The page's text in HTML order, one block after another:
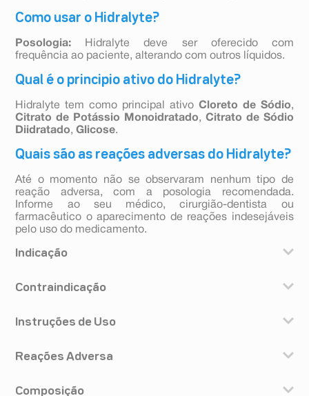
Como usar o Hidralyte?
Posologia: Hidralyte deve ser oferecido com
frequência ao paciente, alterando com outros líquidos.
Qual é o principio ativo do Hidralyte?
Hidralyte tem como principal ativo Cloreto de Sódio,
Citrato de Potássio Monoidratado, Citrato de Sódio
Diidratado,Glicose.
Quais são as reações adversas do Hidralyte?
Até o momento não se observaram nenhum tipo de
reação adversa, com a posologia recomendada.
Informe ao seu médico, cirurgião-dentista ou
farmacêutico o aparecimento de reações indesejáveis
pelo uso do medicamento.
Indicação
ou para manutenção da hidratação (após a fase de
adultos.
Contraindicação
pacientes com íleo paralítico, obstrução ou perturbação
função renal diminuída, devido à presença do potássio
Instruções de Uso
paciente, alterando com outros líquidos (leite, sucos,
Reações Adversa
reação adversa, com a posologia recomendada. A
Composição